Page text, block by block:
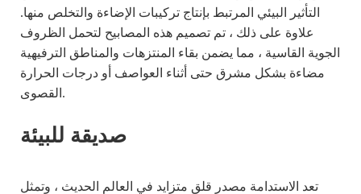
التأثير البيئي المرتبط بإنتاج تركيبات الإضاءة والتخلص منها.
علاوة على ذلك ، تم تصميم هذه المصابيح لتحمل الظروف
الجوية القاسية ، مما يضمن بقاء المنتزهات والمناطق الترفيهية
مضاءة بشكل مشرق حتى أثناء العواصف أو درجات الحرارة
القصوى.
صديقة للبيئة
تعد الاستدامة مصدر قلق متزايد في العالم الحديث ، وتمثل